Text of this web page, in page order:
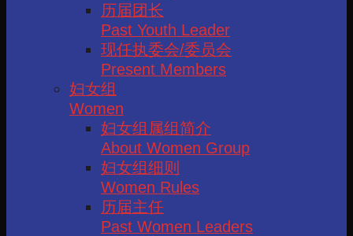
历届团长
Past Youth Leader
现任执委会/委员会
Present Members
妇女组
Women
妇女组属组简介
About Women Group
妇女组细则
Women Rules
历届主任
Past Women Leaders